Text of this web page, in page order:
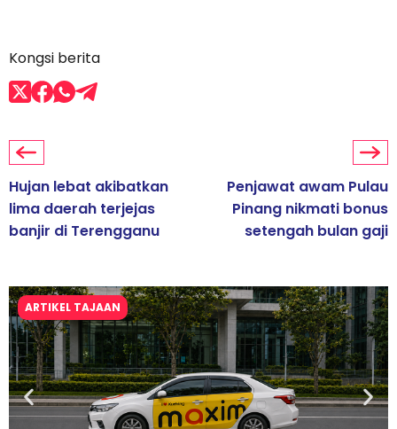
Kongsi berita
Hujan lebat akibatkan
lima daerah terjejas
banjir di Terengganu
Penjawat awam Pulau
Pinang nikmati bonus
setengah bulan gaji
ARTIKEL TAJAAN